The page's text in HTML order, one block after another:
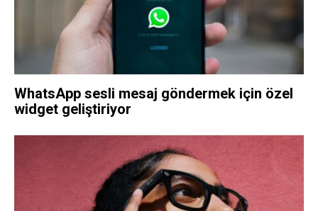
WhatsApp sesli mesaj göndermek için özel
widget geliştiriyor